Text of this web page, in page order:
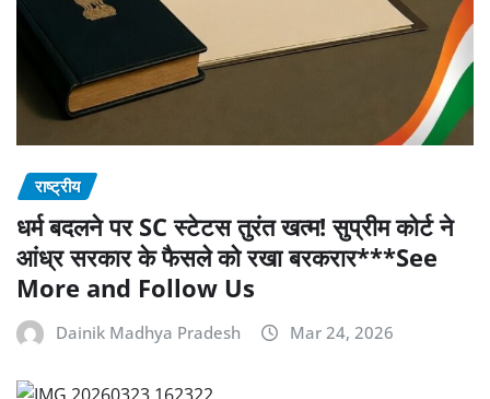
राष्ट्रीय
धर्म बदलने पर SC स्टेटस तुरंत खत्म! सुप्रीम कोर्ट ने
आंध्र सरकार के फैसले को रखा बरकरार***See
More and Follow Us
Dainik Madhya Pradesh Mar 24, 2026